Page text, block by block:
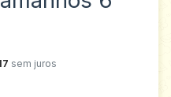
sem juros